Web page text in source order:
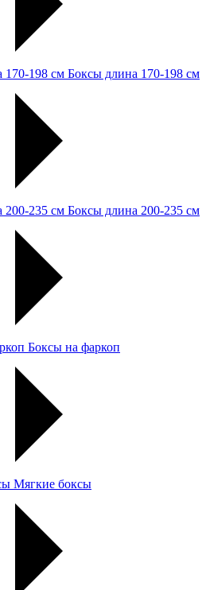
Боксы длина 170-198 см
Боксы длина 200-235 см
Боксы на фаркоп
Мягкие боксы